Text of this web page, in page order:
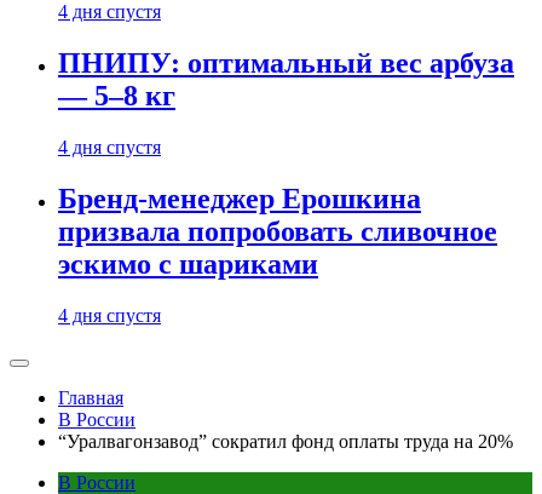
4 дня спустя
ПНИПУ: оптимальный вес арбуза
— 5–8 кг
4 дня спустя
Бренд-менеджер Ерошкина
призвала попробовать сливочное
эскимо с шариками
4 дня спустя
Главная
В России
“Уралвагонзавод” сократил фонд оплаты труда на 20%
В России